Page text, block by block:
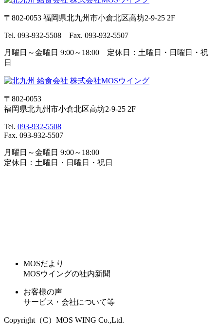
〒802-0053 福岡県北九州市小倉北区高坊2-9-25 2F
Tel. 093-932-5508 Fax. 093-932-5507
月曜日～金曜日 9:00～18:00 定休日：土曜日・日曜日・祝
日
〒802-0053
福岡県北九州市小倉北区高坊2-9-25 2F
Tel. 093-932-5508
Fax. 093-932-5507
月曜日～金曜日 9:00～18:00
定休日：土曜日・日曜日・祝日
MOSだより
MOSウイングの社内新聞
お客様の声
サービス・会社について等
Copyright（C）MOS WING Co.,Ltd.